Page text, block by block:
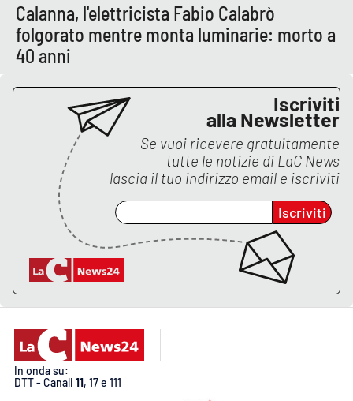
Calanna, l'elettricista Fabio Calabrò
folgorato mentre monta luminarie: morto a
40 anni
Iscriviti
alla Newsletter
Se vuoi ricevere gratuitamente
tutte le notizie di LaC News
lascia il tuo indirizzo email e iscriviti
Iscriviti
In onda su:
DTT - Canali 11, 17 e 111